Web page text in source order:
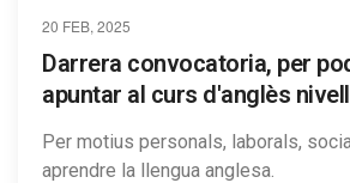
20 FEB, 2025
Darrera convocatoria, per
apuntar al curs d'anglès
Per motius personals, laborals,
aprendre la llengua anglesa.